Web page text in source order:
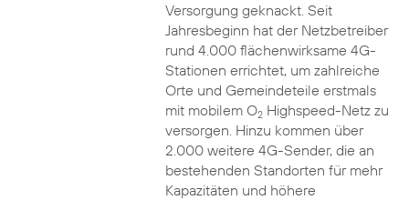
Versorgung geknackt. Seit
Jahresbeginn hat der Netzbetreiber
rund 4.000 flächenwirksame 4G-
Stationen errichtet, um zahlreiche
Orte und Gemeindeteile erstmals
mit mobilem O2Highspeed-Netz zu
versorgen. Hinzu kommen über
2.000 weitere 4G-Sender, die an
bestehenden Standorten für mehr
Kapazitäten und höhere